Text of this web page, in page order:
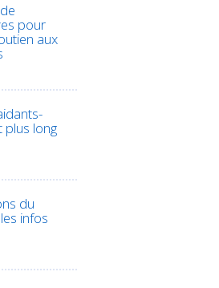
pour
aux
plus long
du
infos